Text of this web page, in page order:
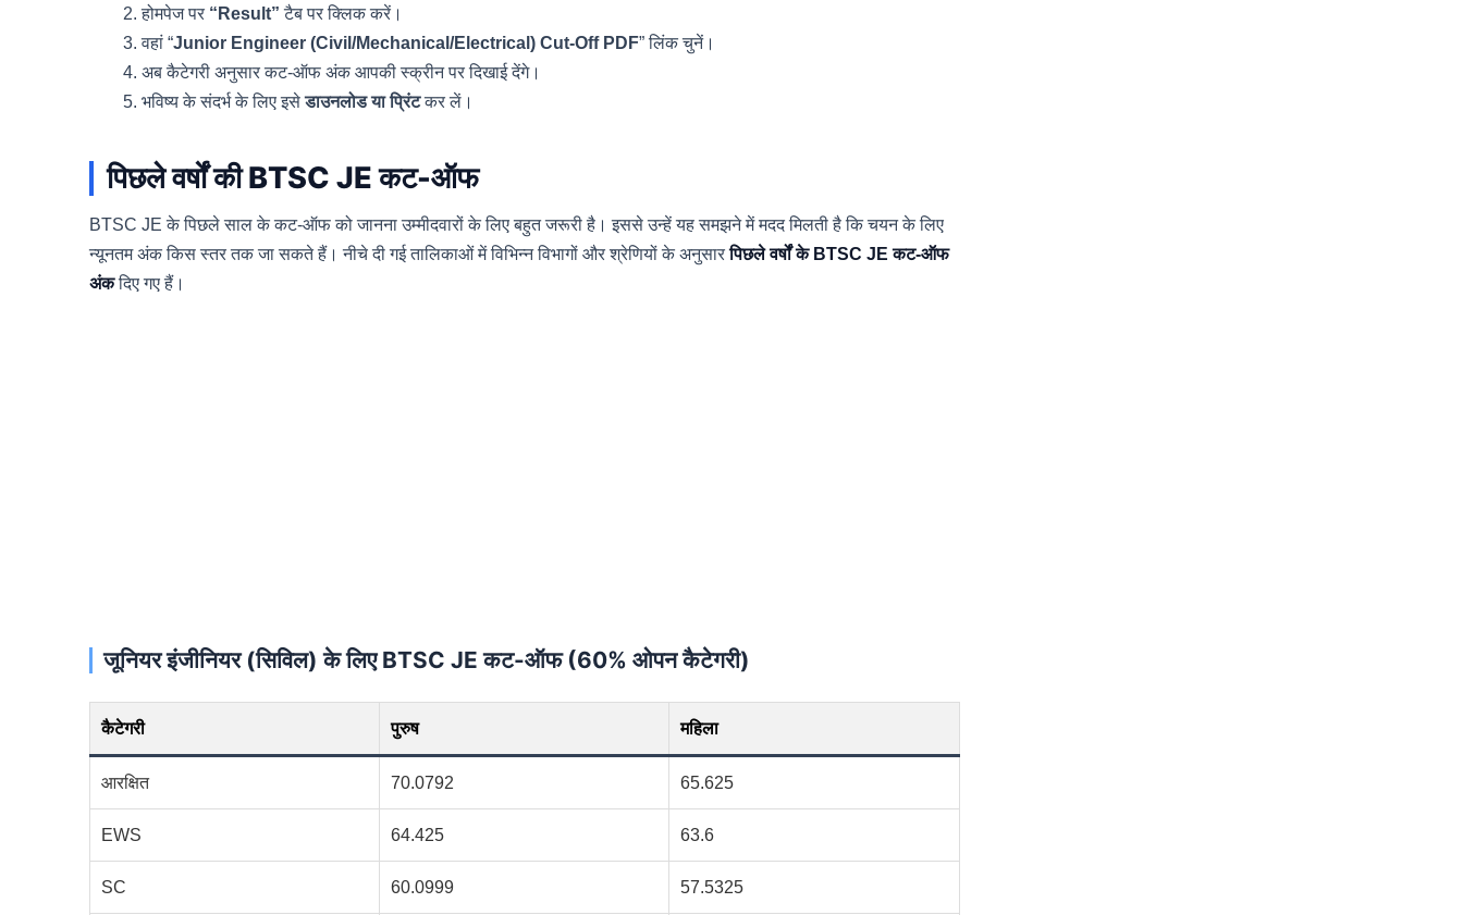
होमपेज पर “Result” टैब पर क्लिक करें।
वहां “Junior Engineer (Civil/Mechanical/Electrical) Cut-Off PDF” लिंक चुनें।
अब कैटेगरी अनुसार कट-ऑफ अंक आपकी स्क्रीन पर दिखाई देंगे।
भविष्य के संदर्भ के लिए इसेडाउनलोड या प्रिंटकर लें।
पिछले वर्षों की BTSC JE कट-ऑफ
BTSC JE के पिछले साल के कट-ऑफ को जानना उम्मीदवारों के लिए बहुत जरूरी है। इससे उन्हें यह समझने में मदद मिलती है कि चयन के लिए
न्यूनतम अंक किस स्तर तक जा सकते हैं। नीचे दी गई तालिकाओं में विभिन्न विभागों और श्रेणियों के अनुसारपिछले वर्षों के BTSC JE कट-ऑफ
अंकदिए गए हैं।
जूनियर इंजीनियर (सिविल) के लिए BTSC JE कट-ऑफ (60% ओपन कैटेगरी)
कैटेगरी पुरुष महिला
आरक्षित 70.0792 65.625
EWS 64.425 63.6
SC 60.0999 57.5325